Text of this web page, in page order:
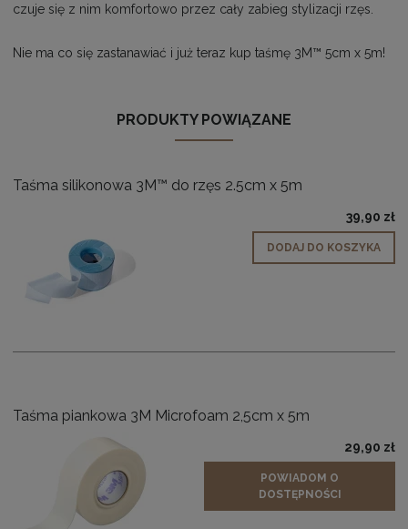
czuje się z nim komfortowo przez cały zabieg stylizacji rzęs.
Nie ma co się zastanawiać i już teraz kup taśmę 3M™ 5cm x 5m!
PRODUKTY POWIĄZANE
Taśma silikonowa 3M™ do rzęs 2.5cm x 5m
39,90 zł
DODAJ DO KOSZYKA
Taśma piankowa 3M Microfoam 2,5cm x 5m
29,90 zł
POWIADOM O
DOSTĘPNOŚCI